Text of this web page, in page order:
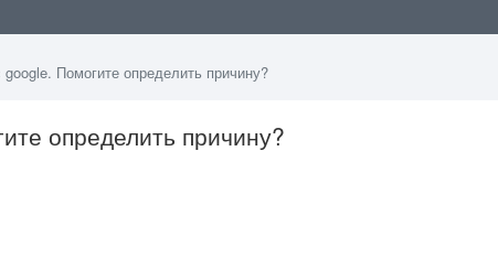
Помогите определить причину?
определить причину?